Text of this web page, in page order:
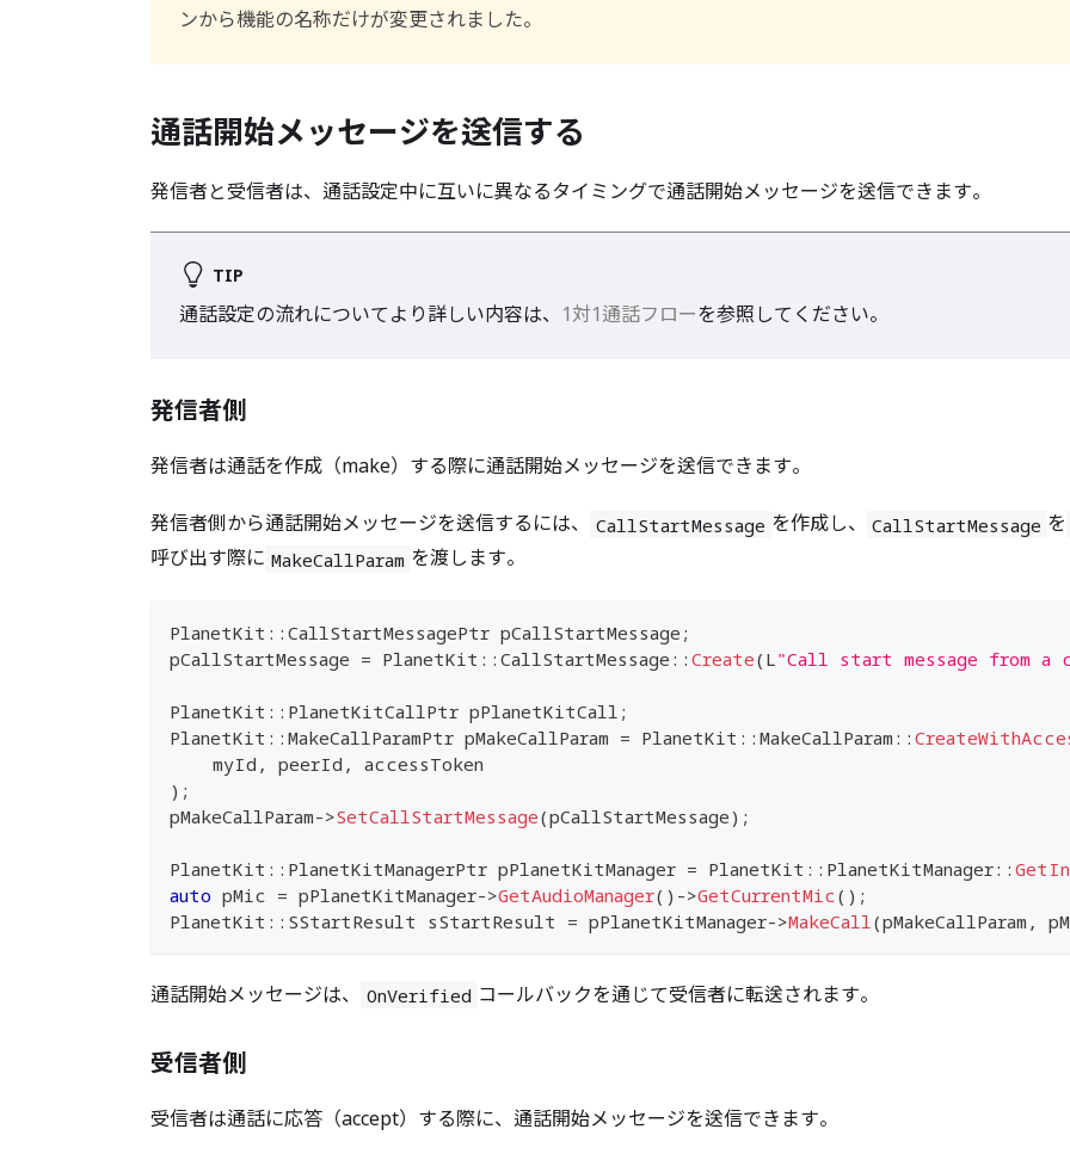
ンから機能の名称だけが変更されました。
通話開始メッセージを送信する
発信者と受信者は、通話設定中に互いに異なるタイミングで通話開始メッセージを送信できます。
TIP
通話設定の流れについてより詳しい内容は、 1対1通話フローを参照してください。
発信者側
発信者は通話を作成（make）する際に通話開始メッセージを送信できます。
発信者側から通話開始メッセージを送信するには、 CallStartMessage を作成し、 CallStartMessage を
呼び出す際に MakeCallParam を渡します。
PlanetKit :: CallStartMessagePtr pCallStartMessage ;
pCallStartMessage = PlanetKit :: CallStartMessage :: Create( L"Call start message from a
PlanetKit :: PlanetKitCallPtr pPlanetKitCall ;
PlanetKit :: MakeCallParamPtr pMakeCallParam = PlanetKit :: MakeCallParam ::
    myId
, peerId , accessToken
) ;
pMakeCallParam->SetCallStartMessage(pCallStartMessage) ;
PlanetKit :: PlanetKitManagerPtr pPlanetKitManager = PlanetKit :: PlanetKitManager::
auto pMic = pPlanetKitManager->GetAudioManager( ) ->GetCurrentMic( ) ;
PlanetKit :: SStartResult sStartResult = pPlanetKitManager->MakeCall (pMakeCallParam ,
通話開始メッセージは、 OnVerified コールバックを通じて受信者に転送されます。
受信者側
受信者は通話に応答（accept）する際に、通話開始メッセージを送信できます。